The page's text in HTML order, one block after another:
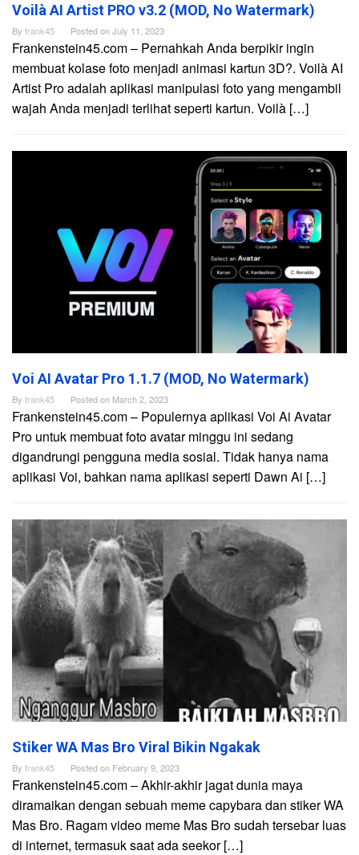
Voilà AI Artist PRO v3.2 (MOD, No Watermark)
By frank45 Posted onJuly 11, 2023
Frankenstein45.com – Pernahkah Anda berpikir ingin
membuat kolase foto menjadi animasi kartun 3D?. Voilà AI
Artist Pro adalah aplikasi manipulasi foto yang mengambil
wajah Anda menjadi terlihat seperti kartun. Voilà […]
Voi AI Avatar Pro 1.1.7 (MOD, No Watermark)
By frank45 Posted on March 2, 2023
Frankenstein45.com – Populernya aplikasi Voi Ai Avatar
Pro untuk membuat foto avatar minggu ini sedang
digandrungi pengguna media sosial. Tidak hanya nama
aplikasi Voi, bahkan nama aplikasi seperti Dawn Ai […]
Stiker WA Mas Bro Viral Bikin Ngakak
By frank45 Posted on February 9, 2023
Frankenstein45.com – Akhir-akhir jagat dunia maya
diramaikan dengan sebuah meme capybara dan stiker WA
Mas Bro. Ragam video meme Mas Bro sudah tersebar luas
di internet, termasuk saat ada seekor […]